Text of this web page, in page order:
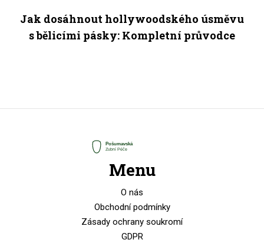
Jak dosáhnout hollywoodského úsměvu
s bělicími pásky: Kompletní průvodce
Menu
O nás
Obchodní podmínky
Zásady ochrany soukromí
GDPR